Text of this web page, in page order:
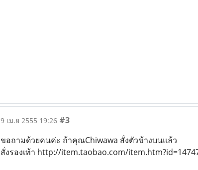
9 เม.ย 2555 19:26 #3
ขอถามด้วยคนค่ะ ถ้าคุณChiwawa สั่งตัวข้างบนแล้ว
สั่งรองเท้า http://item.taobao.com/